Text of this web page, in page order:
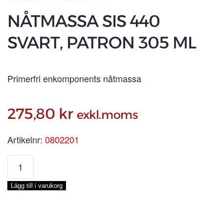
NÅTMASSA SIS 440
SVART, PATRON 305 ML
Primerfri enkomponents nåtmassa
275,80 kr exkl.moms
Artikelnr: 0802201
NÅTMASSA
SIS
440
SVART,
Lägg till i varukorg